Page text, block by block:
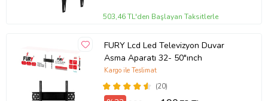
503,46 TL'den Başlayan Taksitlerle
FURY Lcd Led Televizyon Duvar
Asma Aparatı 32- 50"ınch
(20)
Kargo ile Teslimat